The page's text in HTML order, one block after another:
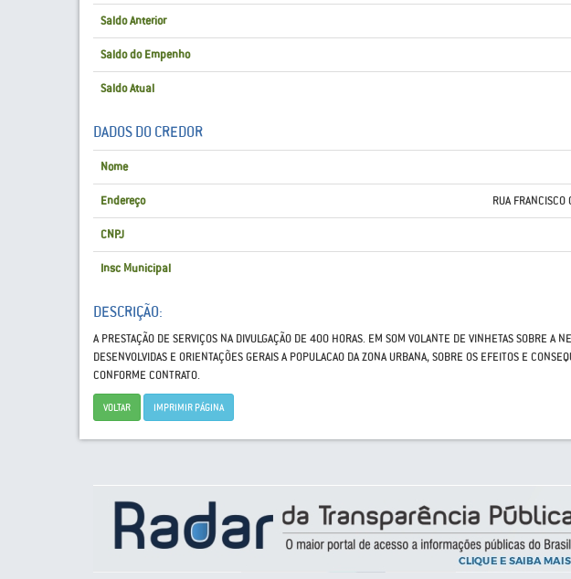
Saldo Anterior
Saldo do Empenho
Saldo Atual
DADOS DO CREDOR
Nome
Endereço RUA
CNPJ
Insc Municipal
DESCRIÇÃO:
A PRESTAÇÃO DE SERVIÇOS NA DIVULGAÇÃO DE 400 HORAS. EM SOM VOLANTE DE VINHETAS SOBRE A
DESENVOLVIDAS E ORIENTAÇÕES GERAIS A POPULACAO DA ZONA URBANA, SOBRE OS EFEITOS E
CONFORME CONTRATO.
VOLTAR IMPRIMIR PÁGINA